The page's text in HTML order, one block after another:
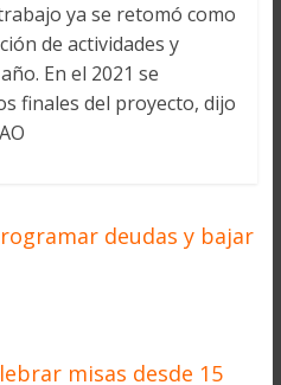
ya se retomó como
de actividades y
En el 2021 se
finales del proyecto, dijo
deudas y bajar
misas desde 15